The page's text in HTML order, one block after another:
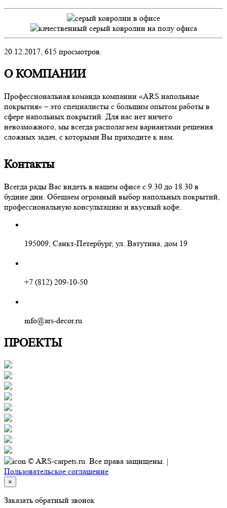
20.12.2017, 615 просмотров.
О КОМПАНИИ
Профессиональная команда компании «ARS напольные
покрытия» – это специалисты с большим опытом работы в
сфере напольных покрытий. Для нас нет ничего
невозможного, мы всегда располагаем вариантами решения
сложных задач, с которыми Вы приходите к нам.
Контакты
Всегда рады Вас видеть в нашем офисе с 9.30 до 18.30 в
будние дни. Обещаем огромный выбор напольных покрытий,
профессиональную консультацию и вкусный кофе.
195009, Санкт-Петербург, ул. Ватутина, дом 19
+7 (812) 209-10-50
info@ars-decor.ru
ПРОЕКТЫ
© ARS-carpets.ru. Все права защищены. |
Пользовательское соглашение
×
Заказать обратный звонок